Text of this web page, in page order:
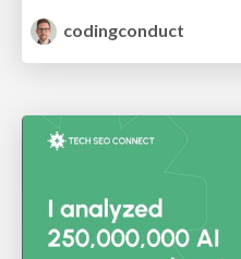
codingconduct